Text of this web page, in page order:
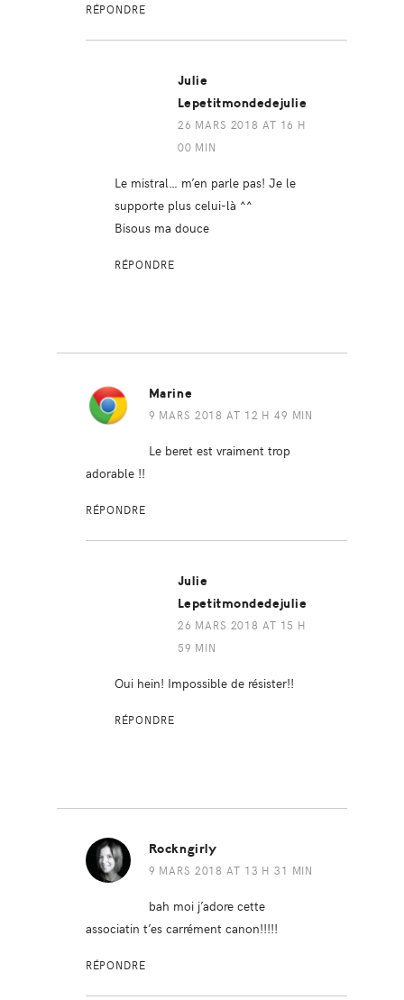
RÉPONDRE
Julie
Lepetitmondedejulie
26 MARS 2018 AT 16 H
00 MIN
Le mistral… m’en parle pas! Je le
supporte plus celui-là ^^
Bisous ma douce
RÉPONDRE
Marine
9 MARS 2018 AT 12 H 49 MIN
Le beret est vraiment trop
adorable !!
RÉPONDRE
Julie
Lepetitmondedejulie
26 MARS 2018 AT 15 H
59 MIN
Oui hein! Impossible de résister!!
RÉPONDRE
Rockngirly
9 MARS 2018 AT 13 H 31 MIN
bah moi j’adore cette
associatin t’es carrément canon!!!!!
RÉPONDRE